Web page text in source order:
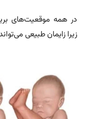
در همه موقعیت‌های
زیرا زایمان طبیعی